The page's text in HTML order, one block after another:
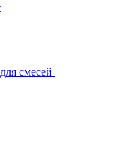
смесей